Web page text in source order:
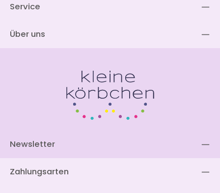
Service
Über uns
Newsletter
Zahlungsarten